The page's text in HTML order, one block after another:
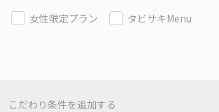
女性限定プラン
タビサキMenu
こだわり条件を追加する